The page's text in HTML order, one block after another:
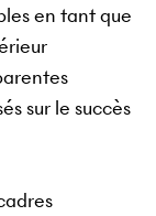
en tant que
sur le succès